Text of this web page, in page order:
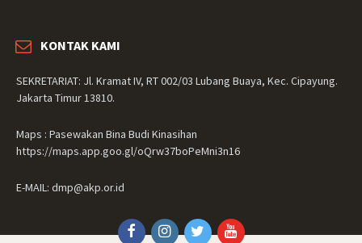
KONTAK KAMI
SEKRETARIAT: Jl. Kramat IV, RT 002/03 Lubang Buaya, Kec. Cipayung.
Jakarta Timur 13810.
Maps : Pasewakan Bina Budi Kinasihan
https://maps.app.goo.gl/oQrw37boPeMni3n16
E-MAIL: dmp@akp.or.id